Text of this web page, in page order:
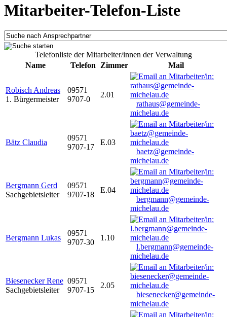
Mitarbeiter-Telefon-Liste
Telefonliste der Mitarbeiter/innen der Verwaltung
Name
Telefon Zimmer Mail
Robisch Andreas
1. Bürgermeister
09571
9707-0
2.01
rathaus@gemeinde-
michelau.de
Bätz Claudia
09571
9707-17
E.03
baetz@gemeinde-
michelau.de
Bergmann Gerd
Sachgebietsleiter
09571
9707-18
E.04
bergmann@gemeinde-
michelau.de
Bergmann Lukas
09571
9707-30
1.10
l.bergmann@gemeinde-
michelau.de
Biesenecker Rene
Sachgebietsleiter
09571
9707-15
2.05
biesenecker@gemeinde-
michelau.de